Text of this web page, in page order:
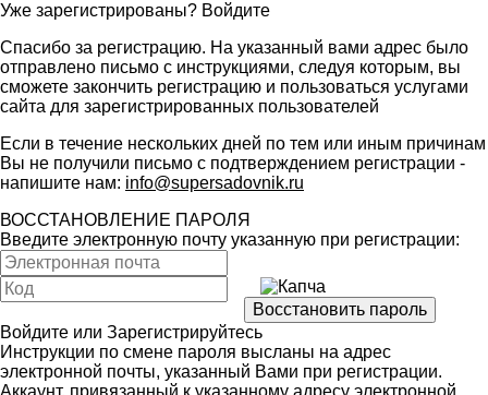
Уже зарегистрированы? Войдите
Спасибо за регистрацию. На указанный вами адрес было
отправлено письмо с инструкциями, следуя которым, вы
сможете закончить регистрацию и пользоваться услугами
сайта для зарегистрированных пользователей
Если в течение нескольких дней по тем или иным причинам
Вы не получили письмо с подтверждением регистрации -
напишите нам: info@supersadovnik.ru
ВОССТАНОВЛЕНИЕ ПАРОЛЯ
Введите электронную почту указанную при регистрации:
Войдите или Зарегистрируйтесь
Инструкции по смене пароля высланы на адрес
электронной почты, указанный Вами при регистрации.
Аккаунт, привязанный к указанному адресу электронной